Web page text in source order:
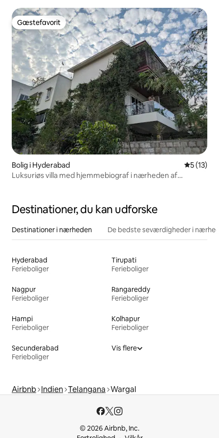
Gæstefavorit
Gæstefavorit
Bolig i Hyderabad 5 ud af 5
5 (13)
Luksuriøs villa med hjemmebiograf i nærheden af
Destinationer, du kan udforske
Destinationer i nærheden De bedste seværdigheder i
Hyderabad
Ferieboliger
Tirupati
Ferieboliger
Nagpur
Ferieboliger
Rangareddy
Ferieboliger
Hampi
Ferieboliger
Kolhapur
Ferieboliger
Secunderabad
Ferieboliger
Vis flere
Airbnb Indien Telangana Wargal
© 2026 Airbnb, Inc.